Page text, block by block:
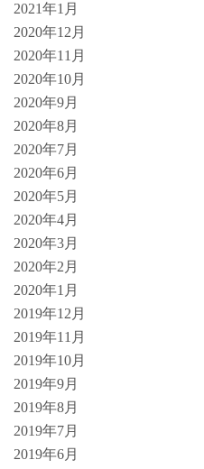
2021年1月
2020年12月
2020年11月
2020年10月
2020年9月
2020年8月
2020年7月
2020年6月
2020年5月
2020年4月
2020年3月
2020年2月
2020年1月
2019年12月
2019年11月
2019年10月
2019年9月
2019年8月
2019年7月
2019年6月